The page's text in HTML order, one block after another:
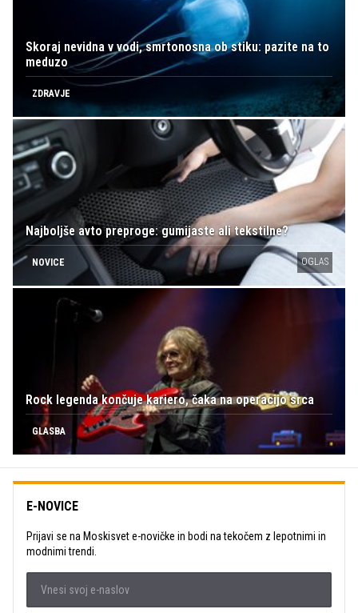
Skoraj nevidna v vodi, smrtonosna ob stiku: pazite na to
meduzo
ZDRAVJE
Najboljše avto preproge: gumijaste ali tekstilne?
NOVICE OGLAS
Rock legenda končuje kariero, čaka na operacijo srca
GLASBA
E-NOVICE
Prijavi se na Moskisvet e-novičke in bodi na tekočem z lepotnimi in
modnimi trendi.